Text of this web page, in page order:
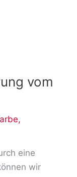
vom
,
eine
wir